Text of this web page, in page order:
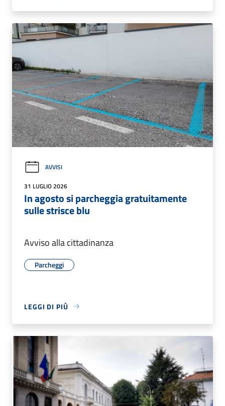
AVVISI
31 LUGLIO 2026
In agosto si parcheggia gratuitamente
sulle strisce blu
Avviso alla cittadinanza
Parcheggi
LEGGI DI PIÙ